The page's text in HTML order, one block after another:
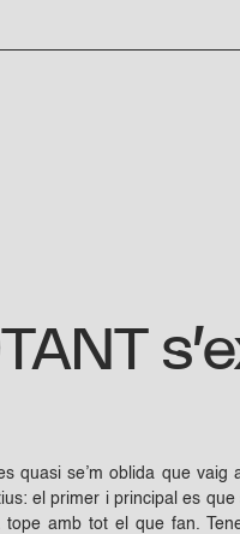
quasi se’m oblida que vaig
el primer i principal es
amb tot el que fan.